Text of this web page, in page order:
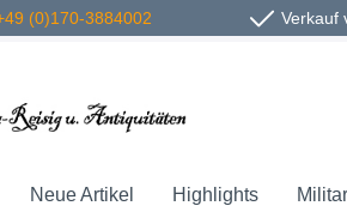
(0)170-3884002 Verkauf
Neue Artikel Highlights